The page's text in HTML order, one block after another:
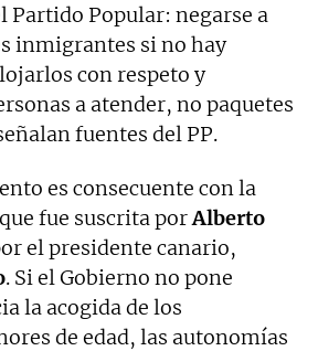
Popular: negarse a
inmigrantes si no hay
con respeto y
a atender, no paquetes
fuentes del PP.
es consecuente con la
fue suscrita porAlberto
el presidente canario,
. Si el Gobierno no pone
la acogida de los
de edad, las autonomías